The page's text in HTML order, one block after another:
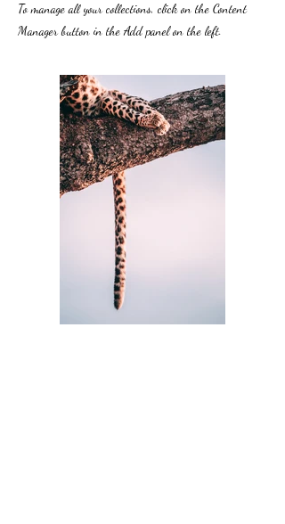
To manage all your collections, click on the Content
Manager button in the Add panel on the left.